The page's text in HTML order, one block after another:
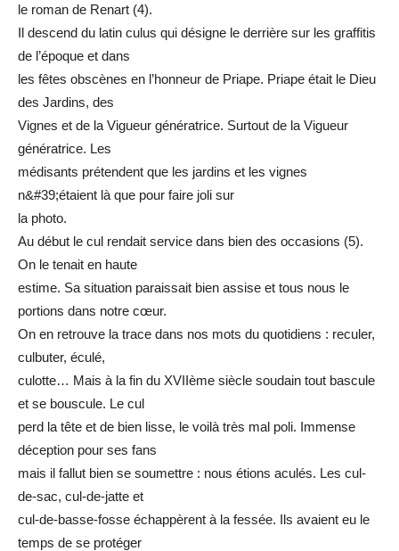
le roman de Renart (4).
Il descend du latin culus qui désigne le derrière sur les graffitis
de l’époque et dans
les fêtes obscènes en l’honneur de Priape. Priape était le Dieu
des Jardins, des
Vignes et de la Vigueur génératrice. Surtout de la Vigueur
génératrice. Les
médisants prétendent que les jardins et les vignes
n&#39;étaient là que pour faire joli sur
la photo.
Au début le cul rendait service dans bien des occasions (5).
On le tenait en haute
estime. Sa situation paraissait bien assise et tous nous le
portions dans notre cœur.
On en retrouve la trace dans nos mots du quotidiens : reculer,
culbuter, éculé,
culotte… Mais à la fin du XVIIème siècle soudain tout bascule
et se bouscule. Le cul
perd la tête et de bien lisse, le voilà très mal poli. Immense
déception pour ses fans
mais il fallut bien se soumettre : nous étions aculés. Les cul-
de-sac, cul-de-jatte et
cul-de-basse-fosse échappèrent à la fessée. Ils avaient eu le
temps de se protéger